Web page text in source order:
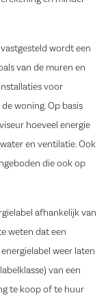
wordt een
van de muren en
voor
woning. Op basis
hoeveel energie
en ventilatie. Ook
die ook op
afhankelijk van
weten dat een
weer laten
van een
te koop of te huur